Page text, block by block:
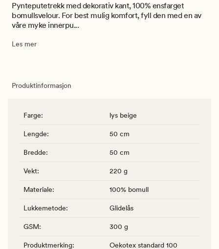
Pynteputetrekk med dekorativ kant, 100% ensfarget
bomullsvelour. For best mulig komfort, fyll den med en av
våre myke innerpu...
Les mer
Produktinformasjon
Farge: lys beige
Lengde: 50 cm
Bredde: 50 cm
Vekt: 220 g
Materiale: 100% bomull
Lukkemetode: Glidelås
GSM: 300 g
Produktmerking: Oekotex standard 100